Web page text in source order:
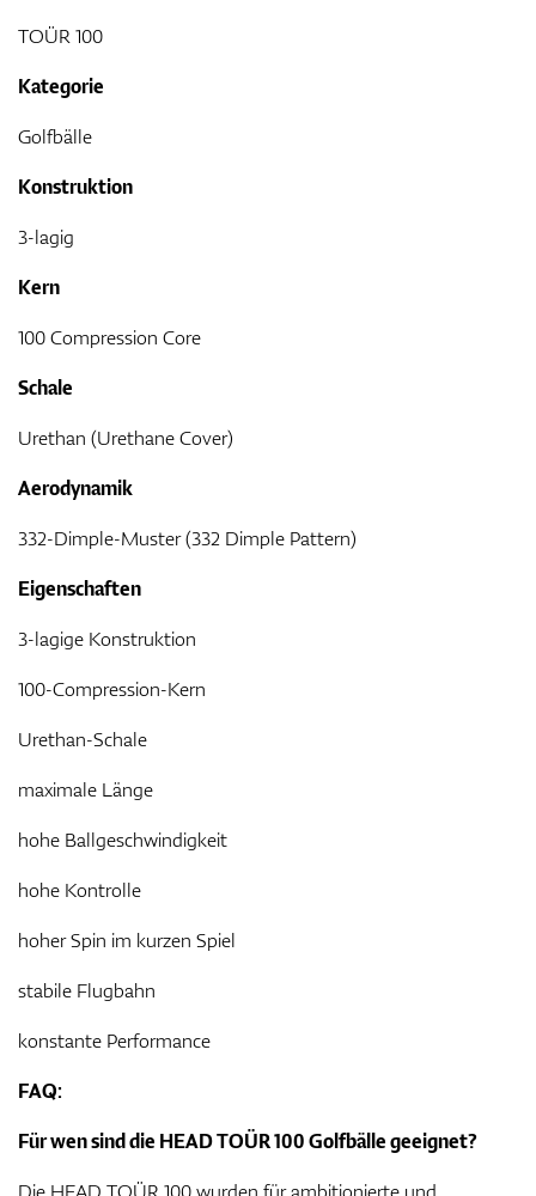
TOÜR 100
Kategorie
Golfbälle
Konstruktion
3-lagig
Kern
100 Compression Core
Schale
Urethan (Urethane Cover)
Aerodynamik
332-Dimple-Muster (332 Dimple Pattern)
Eigenschaften
3-lagige Konstruktion
100-Compression-Kern
Urethan-Schale
maximale Länge
hohe Ballgeschwindigkeit
hohe Kontrolle
hoher Spin im kurzen Spiel
stabile Flugbahn
konstante Performance
FAQ:
Für wen sind die HEAD TOÜR 100 Golfbälle geeignet?